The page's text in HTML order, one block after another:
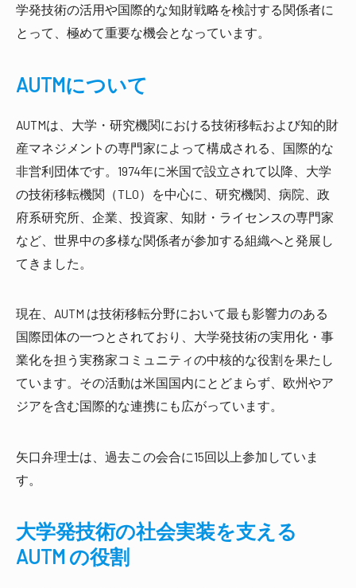
学発技術の活用や国際的な知財戦略を検討する関係者に
とって、極めて重要な機会となっています。
AUTMについて
AUTMは、大学・研究機関における技術移転および知的財
産マネジメントの専門家によって構成される、国際的な
非営利団体です。1974年に米国で設立されて以降、大学
の技術移転機関（TLO）を中心に、研究機関、病院、政
府系研究所、企業、投資家、知財・ライセンスの専門家
など、世界中の多様な関係者が参加する組織へと発展し
てきました。
現在、AUTM は技術移転分野において最も影響力のある
国際団体の一つとされており、大学発技術の実用化・事
業化を担う実務家コミュニティの中核的な役割を果たし
ています。その活動は米国国内にとどまらず、欧州やア
ジアを含む国際的な連携にも広がっています。
矢口弁理士は、過去この会合に15回以上参加していま
す。
大学発技術の社会実装を支える
AUTM の役割